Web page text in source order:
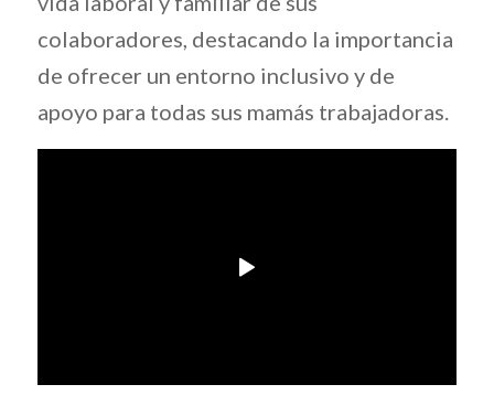
colaboradores, destacando la importancia
de ofrecer un entorno inclusivo y de
apoyo para todas sus mamás trabajadoras.